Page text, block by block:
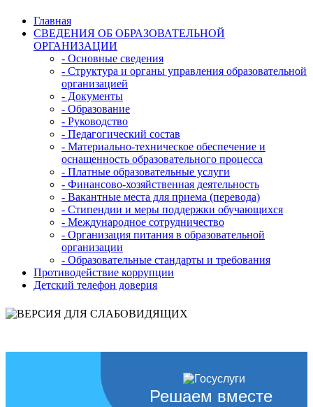
Главная
СВЕДЕНИЯ ОБ ОБРАЗОВАТЕЛЬНОЙ
ОРГАНИЗАЦИИ
- Основные сведения
- Структура и органы управления образовательной
организацией
- Документы
- Образование
- Руководство
- Педагогический состав
- Материально-техническое обеспечение и
оснащенность образовательного процесса
- Платные образовательные услуги
- Финансово-хозяйственная деятельность
- Вакантные места для приема (перевода)
- Стипендии и меры поддержки обучающихся
- Международное сотрудничество
- Организация питания в образовательной
организации
- Образовательные стандарты и требования
Противодействие коррупции
Детский телефон доверия
Решаем вместе